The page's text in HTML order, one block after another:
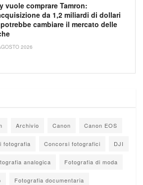
vuole comprare Tamron:
da 1,2 miliardi di dollari
cambiare il mercato delle
2026
Archivio Canon Canon EOS
fotografia Concorsi fotografici DJI
analogica Fotografia di moda
Fotografia documentaria